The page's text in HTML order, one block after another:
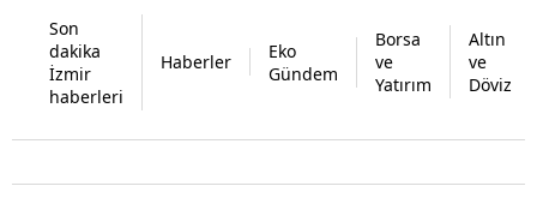
Son
dakika
İzmir
haberleri
Haberler
Eko
Gündem
Borsa
ve
Yatırım
Altın
ve
Döviz